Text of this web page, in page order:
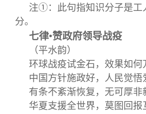
注①：此句指知识分子是工
分。
七律•赞政府领导战疫
（平水韵）
环球战疫试金石，效果如何
中国方针施政好，人民觉悟
有条不紊渐恢复，无可厚非
华夏支援全世界，莫图回报